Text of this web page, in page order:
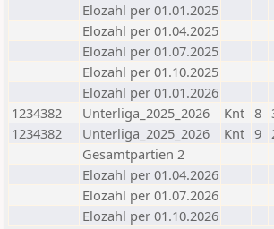
Elozahl per 01.01.2025
Elozahl per 01.04.2025
Elozahl per 01.07.2025
Elozahl per 01.10.2025
Elozahl per 01.01.2026
1234382
Unterliga_2025_2026 Knt 8
1234382
Unterliga_2025_2026 Knt 9
Gesamtpartien 2
Elozahl per 01.04.2026
Elozahl per 01.07.2026
Elozahl per 01.10.2026